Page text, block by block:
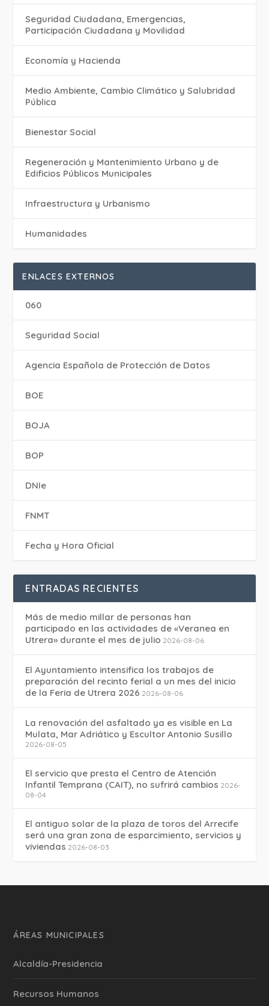
Seguridad Ciudadana, Emergencias,
Participación Ciudadana y Movilidad
Economía y Hacienda
Medio Ambiente, Cambio Climático y Salubridad
Pública
Bienestar Social
Regeneración y Mantenimiento Urbano y de
Edificios Públicos Municipales
Infraestructura y Urbanismo
Humanidades
ENLACES EXTERNOS
060
Seguridad Social
Agencia Española de Protección de Datos
BOE
BOJA
BOP
DNIe
FNMT
Fecha y Hora Oficial
ENTRADAS RECIENTES
Más de medio millar de personas han
participado en las actividades de «Veranea en
Utrera» durante el mes de julio 2026-08-06
El Ayuntamiento intensifica los trabajos de
preparación del recinto ferial a un mes del inicio
de la Feria de Utrera 2026 2026-08-06
La renovación del asfaltado ya es visible en La
Mulata, Mar Adriático y Escultor Antonio Susillo
2026-08-05
El servicio que presta el Centro de Atención
Infantil Temprana (CAIT), no sufrirá cambios 2026-
08-04
El antiguo solar de la plaza de toros del Arrecife
será una gran zona de esparcimiento, servicios y
viviendas 2026-08-03
ÁREAS MUNICIPALES
Alcaldía-Presidencia
Recursos Humanos